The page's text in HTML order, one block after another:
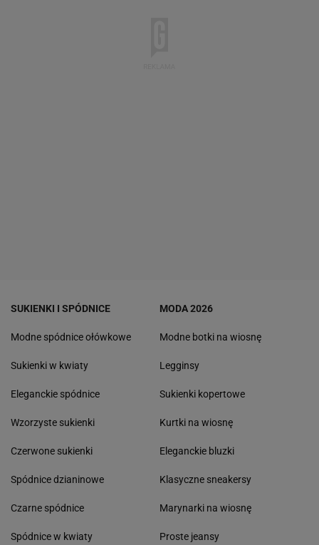
SUKIENKI I SPÓDNICE
Modne spódnice ołówkowe
Sukienki w kwiaty
Eleganckie spódnice
Wzorzyste sukienki
Czerwone sukienki
Spódnice dzianinowe
Czarne spódnice
Spódnice w kwiaty
MODA 2026
Modne botki na wiosnę
Legginsy
Sukienki kopertowe
Kurtki na wiosnę
Eleganckie bluzki
Klasyczne sneakersy
Marynarki na wiosnę
Proste jeansy